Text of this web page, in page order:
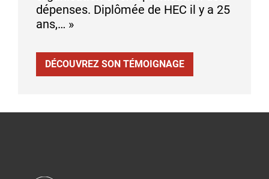
dépenses. Diplômée de HEC il y a 25
ans,… »
DÉCOUVREZ SON TÉMOIGNAGE